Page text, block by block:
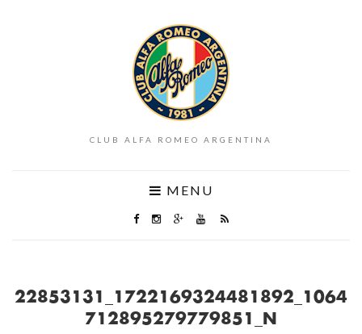
CLUB ALFA ROMEO ARGENTINA
MENU
22853131_1722169324481892_1064
712895279779851_N